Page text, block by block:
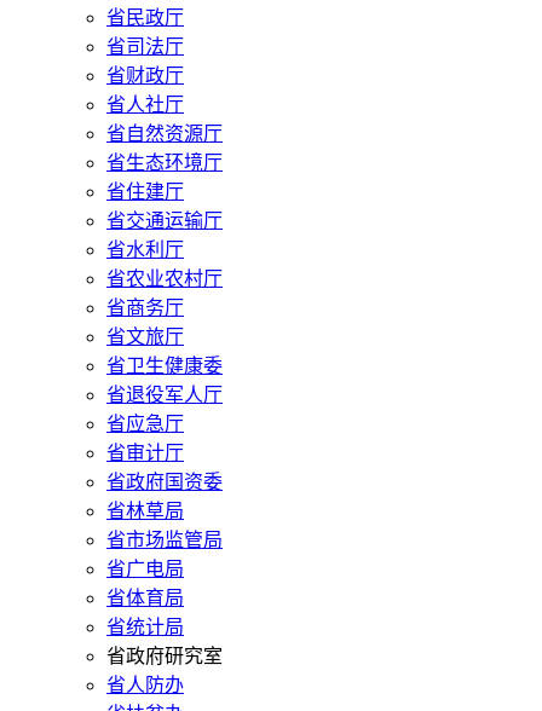
省民政厅
省司法厅
省财政厅
省人社厅
省自然资源厅
省生态环境厅
省住建厅
省交通运输厅
省水利厅
省农业农村厅
省商务厅
省文旅厅
省卫生健康委
省退役军人厅
省应急厅
省审计厅
省政府国资委
省林草局
省市场监管局
省广电局
省体育局
省统计局
省政府研究室
省人防办